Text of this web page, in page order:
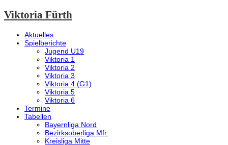
Viktoria Fürth
Aktuelles
Spielberichte
Jugend U19
Viktoria 1
Viktoria 2
Viktoria 3
Viktoria 4 (G1)
Viktoria 5
Viktoria 6
Termine
Tabellen
Bayernliga Nord
Bezirksoberliga Mfr.
Kreisliga Mitte